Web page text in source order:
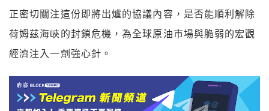
正密切關注這份即將出爐的協議內容，是否能順利解除
荷姆茲海峽的封鎖危機，為全球原油市場與脆弱的宏觀
經濟注入一劑強心針。